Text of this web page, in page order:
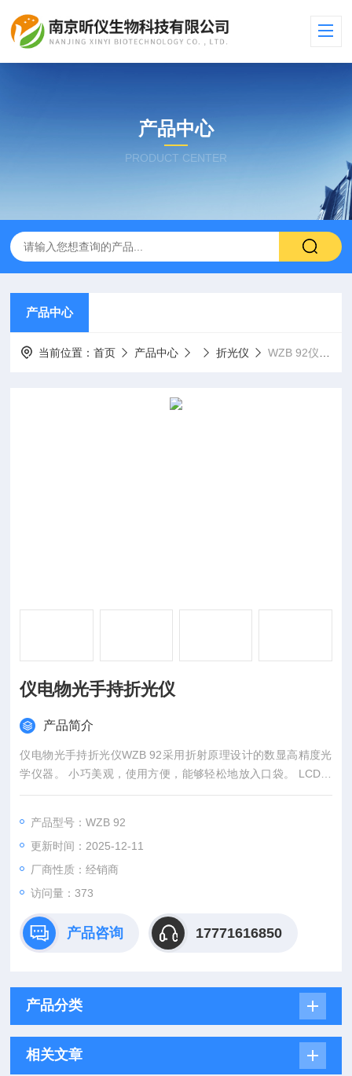
产品中心
PRODUCT CENTER
产品中心
当前位置：首页 产品中心 折光仪 WZB 92仪电物光手持折光仪
仪电物光手持折光仪
产品简介
仪电物光手持折光仪WZB 92采用折射原理设计的数显高精度光
学仪器。 小巧美观，使用方便，能够轻松地放入口袋。 LCD大
屏幕液晶数字显示，只要将一滴样品溶液置于棱镜上，会在3秒
果汁、食品与饮料等液体的测量。 具有自动温度补偿的功能，使
用次数达10000次以上，有自动关机的省电功能，温度显示：摄
氏/华氏转换，有电量报警功能。
产品型号：WZB 92
更新时间：2025-12-11
厂商性质：经销商
访问量：373
产品咨询 17771616850
产品分类
相关文章